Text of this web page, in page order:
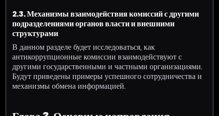
2.3. Механизмы взаимодействия комиссий с другими
подразделениями органов власти и внешними
структурами
В данном разделе будет исследоваться, как
антикоррупционные комиссии взаимодействуют с
другими государственными и частными организациями.
Будут приведены примеры успешного сотрудничества и
механизмы обмена информацией.